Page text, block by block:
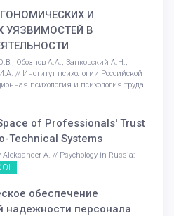
И
УЯЗВИМОСТЕЙ В
Обознов А.А., Занковский А.Н.,
// Институт психологии Российской
психология и психология труда
of Professionals' Trust
Technical Systems
A. // Psychology in Russia:
обеспечение
надежности персонала